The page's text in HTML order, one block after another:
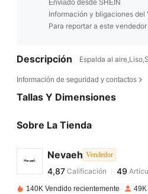
Enviado desde SHEIN
Información y bligaciones del
Para reportar a este
Descripción Espalda al
Información de seguridad y contactos
Tallas Y Dimensiones
Sobre La Tienda
Nevaeh Vendedor
4,87
4,87
Calificación
m***opagadoHace
140K Vendido recientemente